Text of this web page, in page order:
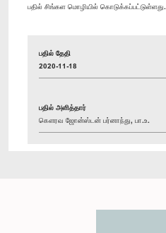
பதில் சிங்கள மொழியில் கொடுக்கப்பட்டுள்ளது.
பதில் தேதி
2020-11-18
பதில் அளித்தார்
கௌரவ ஜோன்ஸ்டன் பர்னாந்து, பா.உ.